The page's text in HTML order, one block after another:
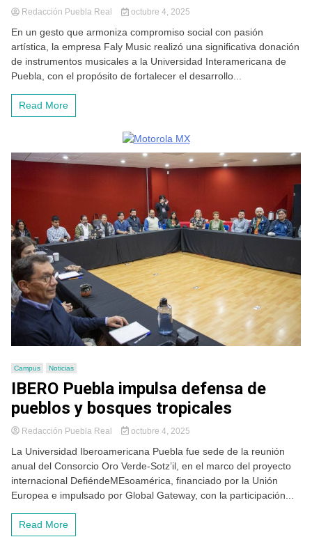
Redacción Puebla Real octubre 4, 2025
En un gesto que armoniza compromiso social con pasión
artística, la empresa Faly Music realizó una significativa donación
de instrumentos musicales a la Universidad Interamericana de
Puebla, con el propósito de fortalecer el desarrollo...
Read More
Campus Noticias
IBERO Puebla impulsa defensa de
pueblos y bosques tropicales
Redacción Puebla Real octubre 4, 2025
La Universidad Iberoamericana Puebla fue sede de la reunión
anual del Consorcio Oro Verde-Sotz’il, en el marco del proyecto
internacional DefiéndeMEsoamérica, financiado por la Unión
Europea e impulsado por Global Gateway, con la participación...
Read More